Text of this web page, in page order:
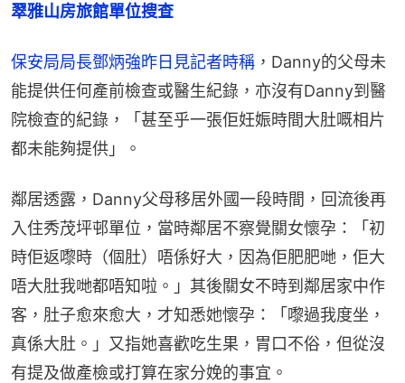
翠雅山房旅館單位搜查
保安局局長鄧炳強昨日見記者時稱 ，Danny的父母未
能提供任何產前檢查或醫生紀錄，亦沒有Danny到醫
院檢查的紀錄，「甚至乎一張佢妊娠時間大肚嘅相片
都未能夠提供」。
鄰居透露，Danny父母移居外國一段時間，回流後再
入住秀茂坪邨單位，當時鄰居不察覺關女懷孕：「初
時佢返嚟時（個肚）唔係好大，因為佢肥肥哋，佢大
唔大肚我哋都唔知啦。」其後關女不時到鄰居家中作
客，肚子愈來愈大，才知悉她懷孕：「嚟過我度坐，
真係大肚。」又指她喜歡吃生果，胃口不俗，但從沒
有提及做產檢或打算在家分娩的事宜。